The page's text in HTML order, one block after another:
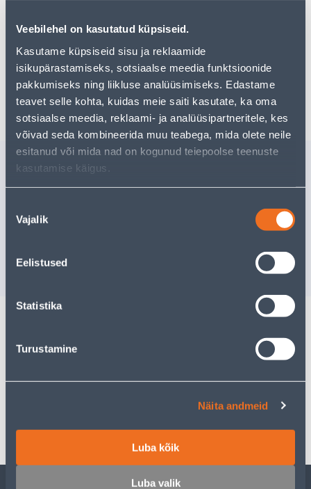
Veebilehel on kasutatud küpsiseid.
Kasutame küpsiseid sisu ja reklaamide
isikupärastamiseks, sotsiaalse meedia funktsioonide
pakkumiseks ning liikluse analüüsimiseks. Edastame
teavet selle kohta, kuidas meie saiti kasutate, ka oma
sotsiaalse meedia, reklaami- ja analüüsipartneritele, kes
võivad seda kombineerida muu teabega, mida olete neile
esitanud või mida nad on kogunud teiepoolse teenuste
kasutamise käigus.
valik
Vajalik
Eelistused
Statistika
Turustamine
Näita andmeid
Luba kõik
Luba valik
варианты. Удачных покупок!
Доставка невозможна
Похожие продукты
Описание
Спецификация